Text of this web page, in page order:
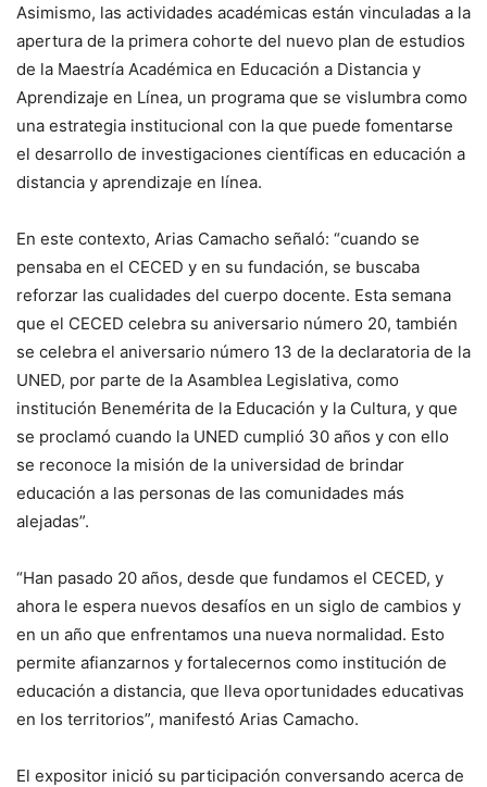
Asimismo, las actividades académicas están vinculadas a la
apertura de la primera cohorte del nuevo plan de estudios
de la Maestría Académica en Educación a Distancia y
Aprendizaje en Línea, un programa que se vislumbra como
una estrategia institucional con la que puede fomentarse
el desarrollo de investigaciones científicas en educación a
distancia y aprendizaje en línea.
En este contexto, Arias Camacho señaló: “cuando se
pensaba en el CECED y en su fundación, se buscaba
reforzar las cualidades del cuerpo docente. Esta semana
que el CECED celebra su aniversario número 20, también
se celebra el aniversario número 13 de la declaratoria de la
UNED, por parte de la Asamblea Legislativa, como
institución Benemérita de la Educación y la Cultura, y que
se proclamó cuando la UNED cumplió 30 años y con ello
se reconoce la misión de la universidad de brindar
educación a las personas de las comunidades más
alejadas”.
“Han pasado 20 años, desde que fundamos el CECED, y
ahora le espera nuevos desafíos en un siglo de cambios y
en un año que enfrentamos una nueva normalidad. Esto
permite afianzarnos y fortalecernos como institución de
educación a distancia, que lleva oportunidades educativas
en los territorios”, manifestó Arias Camacho.
El expositor inició su participación conversando acerca de